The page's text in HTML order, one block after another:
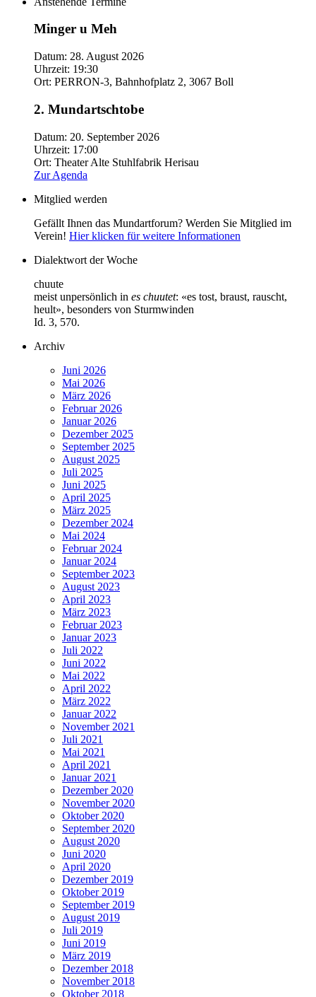
Minger u Meh
Datum: 28. August 2026
Uhrzeit: 19:30
Ort: PERRON-3, Bahnhofplatz 2, 3067 Boll
2. Mundartschtobe
Datum: 20. September 2026
Uhrzeit: 17:00
Ort: Theater Alte Stuhlfabrik Herisau
Zur Agenda
Mitglied werden
Gefällt Ihnen das Mundartforum? Werden Sie Mitglied im
Verein! Hier klicken für weitere Informationen
Dialektwort der Woche
chuute
meist unpersönlich in es chuutet: «es tost, braust, rauscht,
heult», besonders von Sturmwinden
Id. 3, 570.
Archiv
Juni 2026
Mai 2026
März 2026
Februar 2026
Januar 2026
Dezember 2025
September 2025
August 2025
Juli 2025
Juni 2025
April 2025
März 2025
Dezember 2024
Mai 2024
Februar 2024
Januar 2024
September 2023
August 2023
April 2023
März 2023
Februar 2023
Januar 2023
Juli 2022
Juni 2022
Mai 2022
April 2022
März 2022
Januar 2022
November 2021
Juli 2021
Mai 2021
April 2021
Januar 2021
Dezember 2020
November 2020
Oktober 2020
September 2020
August 2020
Juni 2020
April 2020
Dezember 2019
Oktober 2019
September 2019
August 2019
Juli 2019
Juni 2019
März 2019
Dezember 2018
November 2018
Oktober 2018